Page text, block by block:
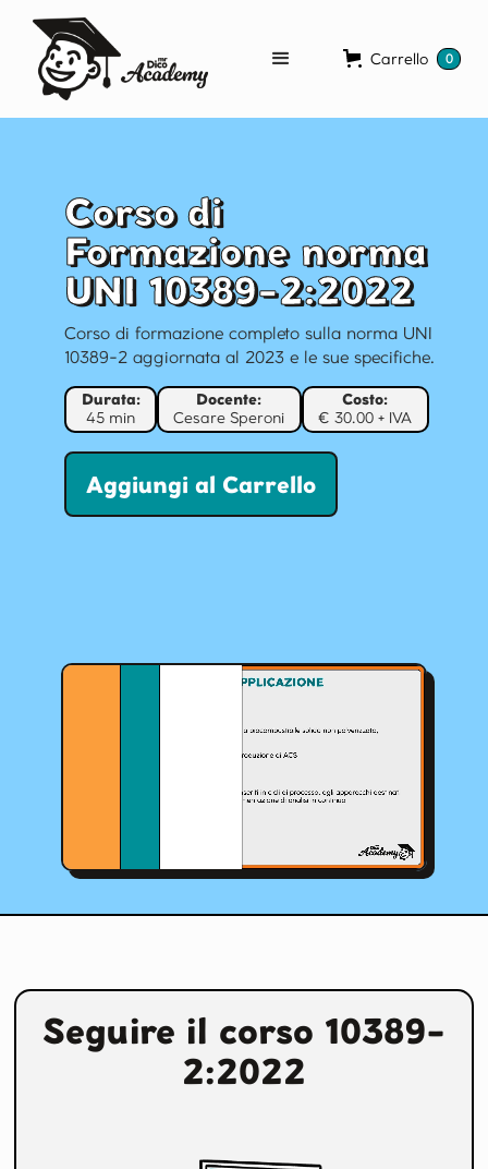
Carrello 0
Corso di
Formazione norma
UNI 10389-2:2022
Corso di formazione completo sulla norma UNI
10389-2 aggiornata al 2023 e le sue specifiche.
Durata:
45 min
Docente:
Cesare Speroni
Costo:
€ 30.00 + IVA
Seguire il corso 10389-
2:2022